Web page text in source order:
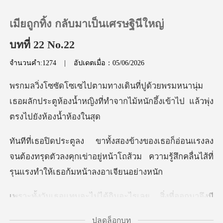
เติมเงิน
ออกจากระบบ
ดาวน์โหลดแอป
เมียถูกทิ้ง กลับมาเป็นเศรษฐินีใหญ่
บทที่ 22 No.22
จำนวนคำ:1274 | อัปเดตเมื่อ：05/06/2026
นานุ่ม
เธอผลักประตูห้องน้ำหญิงที่ทำจากไม้หน
งลง
จนต้องทรุดตัวลงคุกเข่าอยู่หน้าโถส้วม ความรู้สึ
ไม่ได้กินอะไรเลย สิ่
ปลดล็อกบท